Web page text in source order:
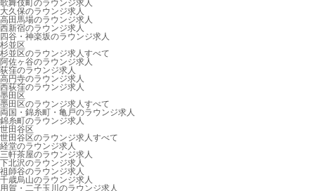
歌舞伎町のラウンジ求人
大久保のラウンジ求人
高田馬場のラウンジ求人
西新宿のラウンジ求人
四谷・神楽坂のラウンジ求人
杉並区
杉並区のラウンジ求人すべて
阿佐ヶ谷のラウンジ求人
荻窪のラウンジ求人
高円寺のラウンジ求人
西荻窪のラウンジ求人
墨田区
墨田区のラウンジ求人すべて
両国・錦糸町・亀戸のラウンジ求人
錦糸町のラウンジ求人
世田谷区
世田谷区のラウンジ求人すべて
経堂のラウンジ求人
三軒茶屋のラウンジ求人
下北沢のラウンジ求人
祖師谷のラウンジ求人
千歳烏山のラウンジ求人
用賀・二子玉川のラウンジ求人